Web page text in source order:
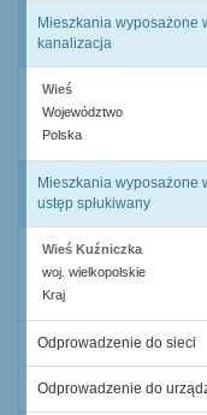
Mieszkania wyposażone
kanalizacja
Wieś
Województwo
Polska
Mieszkania wyposażone
ustęp spłukiwany
Wieś Kuźniczka
woj. wielkopolskie
Kraj
Odprowadzenie do sieci
Odprowadzenie do